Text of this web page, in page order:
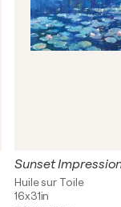
Sunset
Huile sur Toile
16x31in